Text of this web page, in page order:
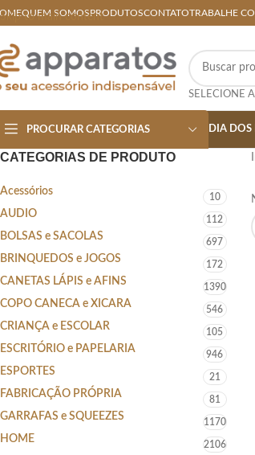
Skip to main content
QUEM SOMOSPRODUTOSCONTATOTRABALHE
PROCURAR CATEGORIAS DIA DOS
CATEGORIAS DE PRODUTO
Acessórios 10
AUDIO 112
BOLSAS e SACOLAS 697
BRINQUEDOS e JOGOS 172
CANETAS LÁPIS e AFINS 1390
COPO CANECA e XICARA 546
CRIANÇA e ESCOLAR 105
ESCRITÓRIO e PAPELARIA 946
ESPORTES 21
FABRICAÇÃO PRÓPRIA 81
GARRAFAS e SQUEEZES 1170
HOME 2106